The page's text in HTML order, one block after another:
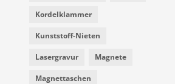
Kordelklammer
Kunststoff-Nieten
Lasergravur Magnete
Magnettaschen